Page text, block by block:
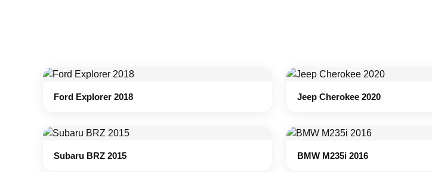
Ford Explorer 2018 Jeep Cherokee 2020
Subaru BRZ 2015 BMW M235i 2016